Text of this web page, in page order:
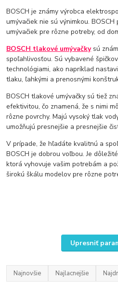
BOSCH je známy výrobca
umývačiek nie sú výnimkou.
umývačiek pre rôzne potreby, od
BOSCH tlakové umývačkysú
spoľahlivosťou. Sú vybavené
technológiami, ako napríklad
tlaku, ľahkými a prenosnými
BOSCH tlakové umývačky sú tiež
efektivitou, čo znamená, že s nimi
rôzne povrchy. Majú vysoký tlak
umožňujú presnejšie a presnejšie
V prípade, že hľadáte kvalitnú a
BOSCH je dobrou voľbou. Je
ktorá vyhovuje vašim potrebám a
širokú škálu modelov pre rôzne
Upresniť
Najnovšie Najlacnejšie